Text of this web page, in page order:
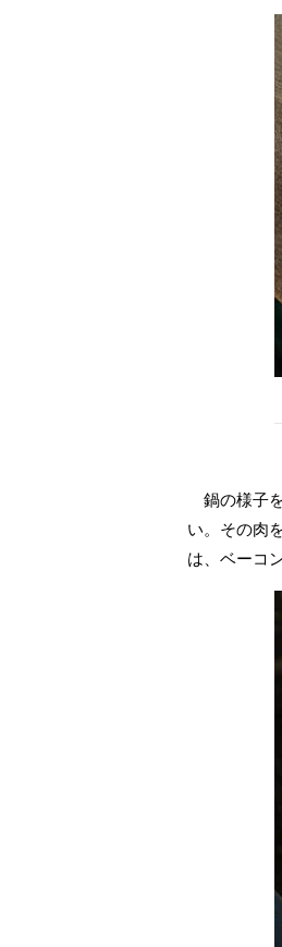
鍋の様子
い。その肉
は、ベーコ